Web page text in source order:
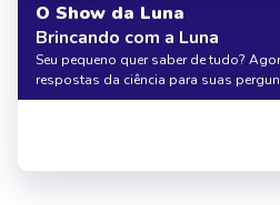
O Show da Luna
Brincando com a Luna
Seu pequeno quer saber de tudo?
respostas da ciência para suas
e Júpiter, nessa coleção com 4 livros
no céu ou na água, o aprendizado e